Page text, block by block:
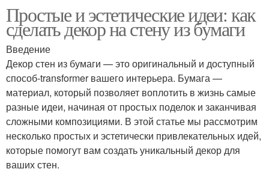
Простые и эстетические идеи: как
сделать декор на стену из бумаги
Введение
Декор стен из бумаги — это оригинальный и доступный
способ-transformer вашего интерьера. Бумага —
материал, который позволяет воплотить в жизнь самые
разные идеи, начиная от простых поделок и заканчивая
сложными композициями. В этой статье мы рассмотрим
несколько простых и эстетически привлекательных идей,
которые помогут вам создать уникальный декор для
ваших стен.